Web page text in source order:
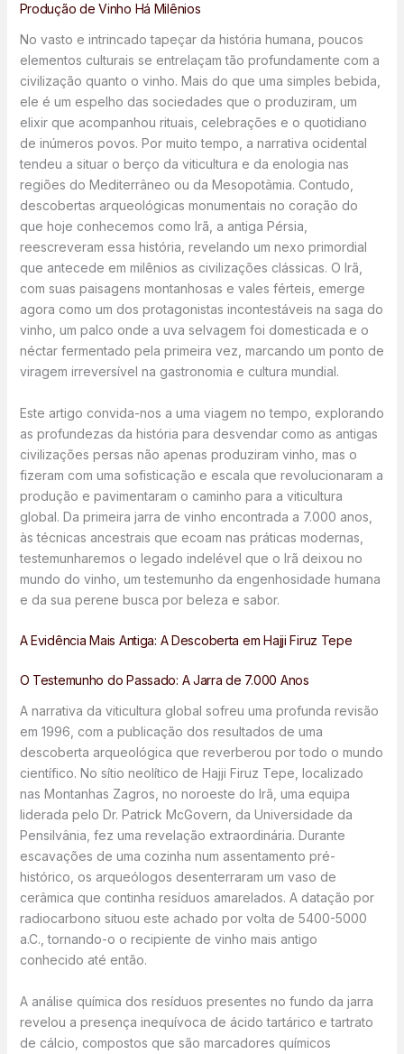
Produção de Vinho Há Milênios
No vasto e intrincado tapeçar da história humana, poucos
elementos culturais se entrelaçam tão profundamente com a
civilização quanto o vinho. Mais do que uma simples bebida,
ele é um espelho das sociedades que o produziram, um
elixir que acompanhou rituais, celebrações e o quotidiano
de inúmeros povos. Por muito tempo, a narrativa ocidental
tendeu a situar o berço da viticultura e da enologia nas
regiões do Mediterrâneo ou da Mesopotâmia. Contudo,
descobertas arqueológicas monumentais no coração do
que hoje conhecemos como Irã, a antiga Pérsia,
reescreveram essa história, revelando um nexo primordial
que antecede em milênios as civilizações clássicas. O Irã,
com suas paisagens montanhosas e vales férteis, emerge
agora como um dos protagonistas incontestáveis na saga do
vinho, um palco onde a uva selvagem foi domesticada e o
néctar fermentado pela primeira vez, marcando um ponto de
viragem irreversível na gastronomia e cultura mundial.
Este artigo convida-nos a uma viagem no tempo, explorando
as profundezas da história para desvendar como as antigas
civilizações persas não apenas produziram vinho, mas o
fizeram com uma sofisticação e escala que revolucionaram a
produção e pavimentaram o caminho para a viticultura
global. Da primeira jarra de vinho encontrada a 7.000 anos,
às técnicas ancestrais que ecoam nas práticas modernas,
testemunharemos o legado indelével que o Irã deixou no
mundo do vinho, um testemunho da engenhosidade humana
e da sua perene busca por beleza e sabor.
A Evidência Mais Antiga: A Descoberta em Hajji Firuz Tepe
O Testemunho do Passado: A Jarra de 7.000 Anos
A narrativa da viticultura global sofreu uma profunda revisão
em 1996, com a publicação dos resultados de uma
descoberta arqueológica que reverberou por todo o mundo
científico. No sítio neolítico de Hajji Firuz Tepe, localizado
nas Montanhas Zagros, no noroeste do Irã, uma equipa
liderada pelo Dr. Patrick McGovern, da Universidade da
Pensilvânia, fez uma revelação extraordinária. Durante
escavações de uma cozinha num assentamento pré-
histórico, os arqueólogos desenterraram um vaso de
cerâmica que continha resíduos amarelados. A datação por
radiocarbono situou este achado por volta de 5400-5000
a.C., tornando-o o recipiente de vinho mais antigo
conhecido até então.
A análise química dos resíduos presentes no fundo da jarra
revelou a presença inequívoca de ácido tartárico e tartrato
de cálcio, compostos que são marcadores químicos